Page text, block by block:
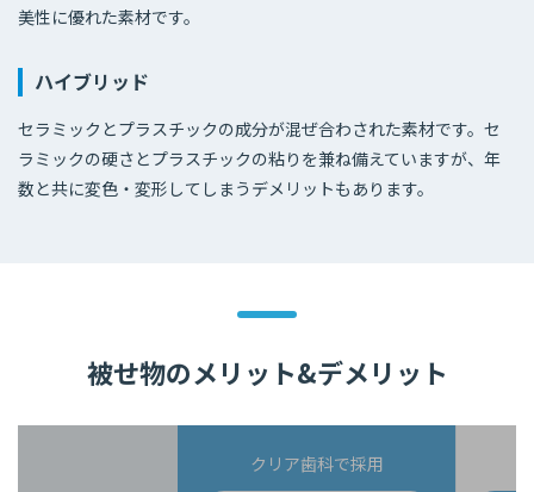
美性に優れた素材です。
ハイブリッド
セラミックとプラスチックの成分が混ぜ合わされた素材です。セ
ラミックの硬さとプラスチックの粘りを兼ね備えていますが、年
数と共に変色・変形してしまうデメリットもあります。
被せ物のメリット&デメリット
クリア歯科で採用